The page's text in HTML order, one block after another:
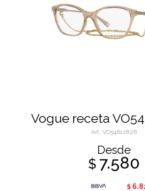
Vogue receta
VO54612826
Desde
$ 7.580
$